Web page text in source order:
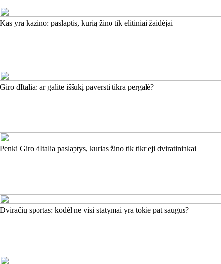
Kas yra kazino: paslaptis, kurią žino tik elitiniai žaidėjai
Giro dItalia: ar galite iššūkį paversti tikra pergalė?
Penki Giro dItalia paslaptys, kurias žino tik tikrieji dviratininkai
Dviračių sportas: kodėl ne visi statymai yra tokie pat saugūs?